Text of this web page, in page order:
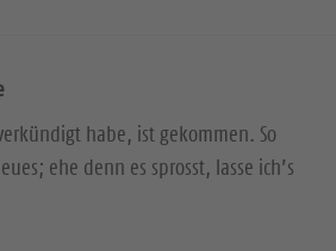
habe, ist gekommen. So
ehe denn es sprosst, lasse ich’s